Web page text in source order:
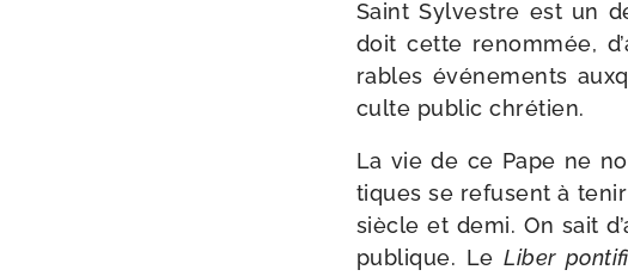
Saint Sylvestre est un
doit cette renom­mée,
rables évé­ne­ments
culte public chrétien.
La vie de ce Pape ne
tiques se refusent à
siècle et demi. On sait
publique. LeLiber